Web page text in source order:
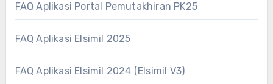
FAQ Aplikasi Portal Pemutakhiran PK25
FAQ Aplikasi Elsimil 2025
FAQ Aplikasi Elsimil 2024 (Elsimil V3)